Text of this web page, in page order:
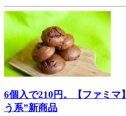
6個入で210円。【ファミマ
う系”新商品